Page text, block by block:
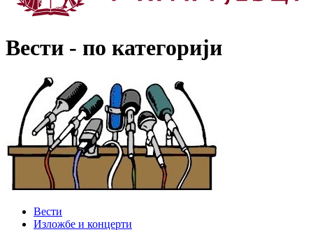
Вести - по категорији
Вести
Изложбе и концерти